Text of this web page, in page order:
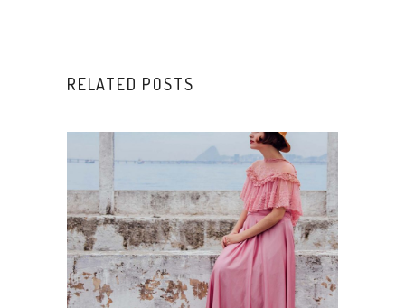
RELATED POSTS